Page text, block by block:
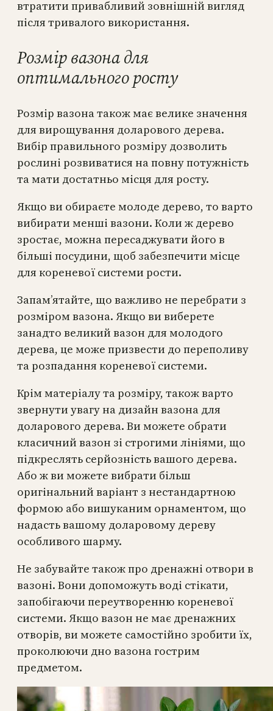
втратити привабливий зовнішній вигляд
після тривалого використання.
Розмір вазона для
оптимального росту
Розмір вазона також має велике значення
для вирощування доларового дерева.
Вибір правильного розміру дозволить
рослині розвиватися на повну потужність
та мати достатньо місця для росту.
Якщо ви обираєте молоде дерево, то варто
вибирати менші вазони. Коли ж дерево
зростає, можна пересаджувати його в
більші посудини, щоб забезпечити місце
для кореневої системи рости.
Запам’ятайте, що важливо не перебрати з
розміром вазона. Якщо ви виберете
занадто великий вазон для молодого
дерева, це може призвести до переполиву
та розпадання кореневої системи.
Крім матеріалу та розміру, також варто
звернути увагу на дизайн вазона для
доларового дерева. Ви можете обрати
класичний вазон зі строгими лініями, що
підкреслять серйозність вашого дерева.
Або ж ви можете вибрати більш
оригінальний варіант з нестандартною
формою або вишуканим орнаментом, що
надасть вашому доларовому дереву
особливого шарму.
Не забувайте також про дренажні отвори в
вазоні. Вони допоможуть воді стікати,
запобігаючи переутворенню кореневої
системи. Якщо вазон не має дренажних
отворів, ви можете самостійно зробити їх,
проколюючи дно вазона гострим
предметом.